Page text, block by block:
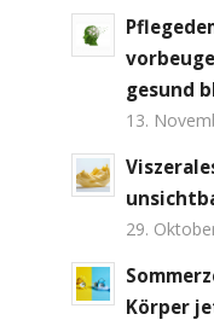
gesund
13.
29.
Körper